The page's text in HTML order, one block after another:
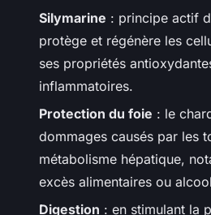
Silymarine : principe actif
protège et régénère les
ses propriétés
inflammatoires.
Protection du foie : le
dommages causés par les
métabolisme hépatique,
excès alimentaires ou
Digestion : en stimulant la